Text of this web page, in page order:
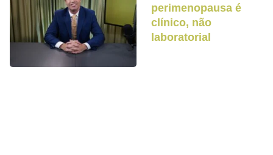
perimenopausa é
clínico, não
laboratorial